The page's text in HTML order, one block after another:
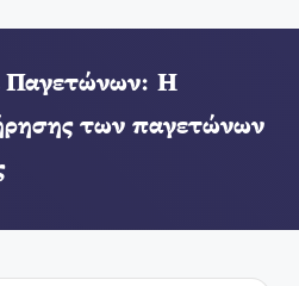
Παγετώνων: Η
των παγετώνων